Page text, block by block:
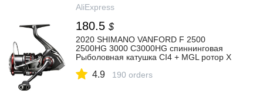
AliExpress
180.5 $
2020 SHIMANO VANFORD F 2500
2500HG 3000 C3000HG спиннинговая
Рыболовная катушка CI4 + MGL ротор X
снасти|Рыболовные катушки| |
4.9 190 orders